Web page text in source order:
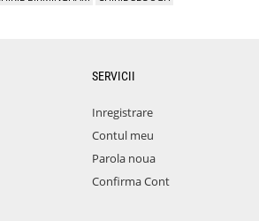
SERVICII
Inregistrare
Contul meu
Parola noua
Confirma Cont